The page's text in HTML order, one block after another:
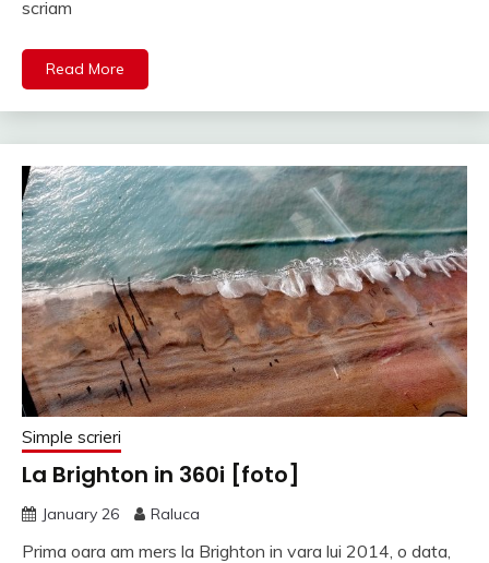
scriam
Read More
Simple scrieri
La Brighton in 360i [foto]
January 26 Raluca
Prima oara am mers la Brighton in vara lui 2014, o data,